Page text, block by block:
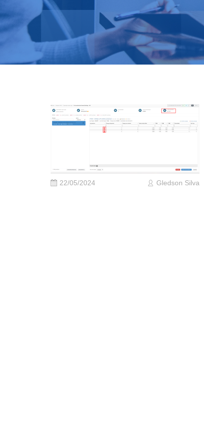
22/05/2024 Gledson Silva